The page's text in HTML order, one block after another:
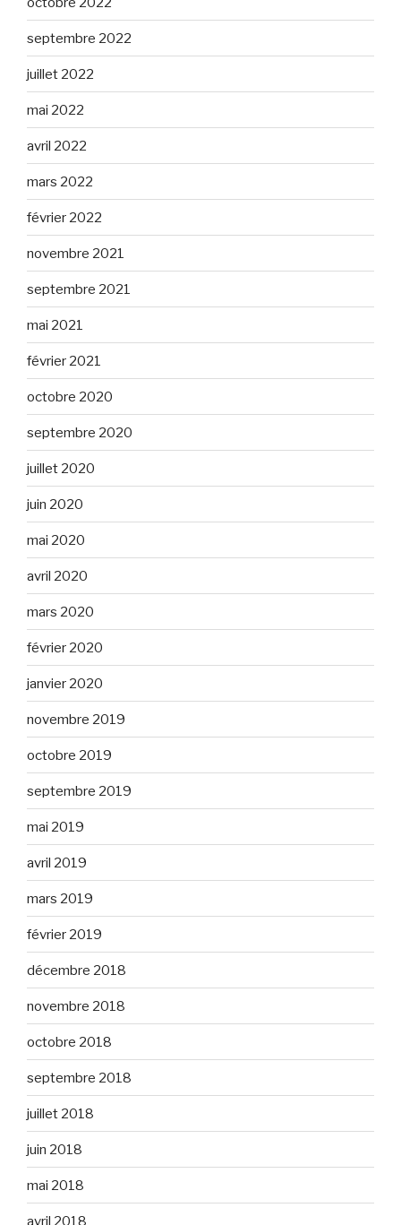
septembre 2022
juillet 2022
mai 2022
avril 2022
mars 2022
février 2022
novembre 2021
septembre 2021
mai 2021
février 2021
octobre 2020
septembre 2020
juillet 2020
juin 2020
mai 2020
avril 2020
mars 2020
février 2020
janvier 2020
novembre 2019
octobre 2019
septembre 2019
mai 2019
avril 2019
mars 2019
février 2019
décembre 2018
novembre 2018
octobre 2018
septembre 2018
juillet 2018
juin 2018
mai 2018
avril 2018